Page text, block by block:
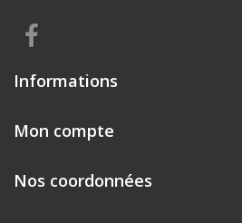
Informations
Mon compte
Nos coordonnées